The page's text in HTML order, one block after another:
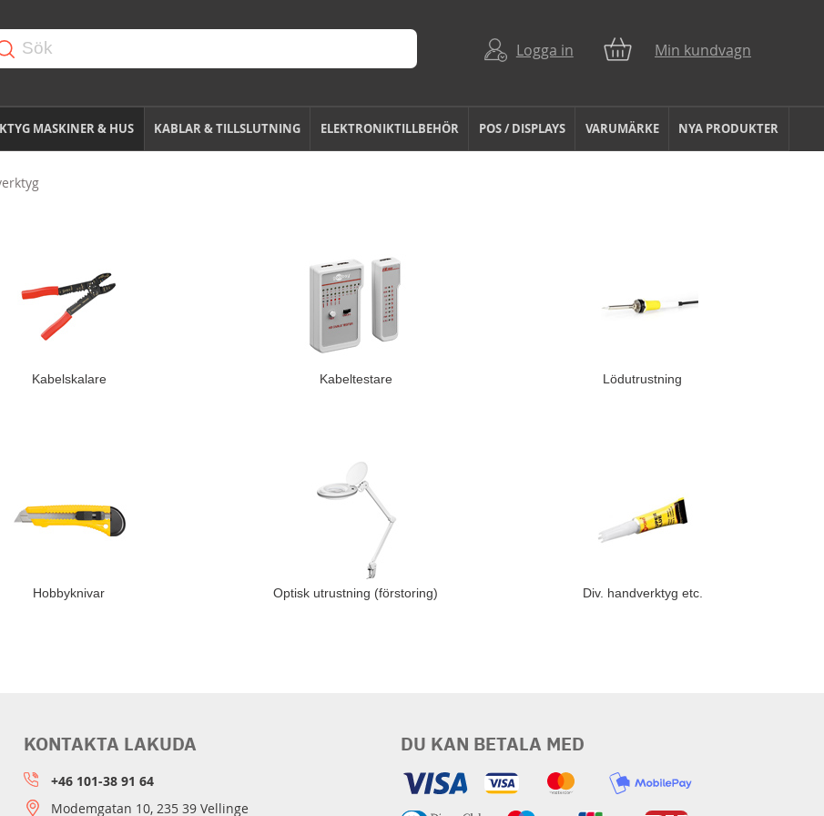
Logga in Min kundvagn
MASKINER & HUS KABLAR & TILLSLUTNING ELEKTRONIKTILLBEHÖR POS / DISPLAYS VARUMÄRKE NYA PRODUKTER
Kabelskalare Kabeltestare Lödutrustning
Hobbyknivar Optisk utrustning (förstoring) Div. handverktyg etc.
DU KAN BETALA MED
KONTAKTA LAKUDA
+46 101-38 91 64
Modemgatan 10, 235 39 Vellinge